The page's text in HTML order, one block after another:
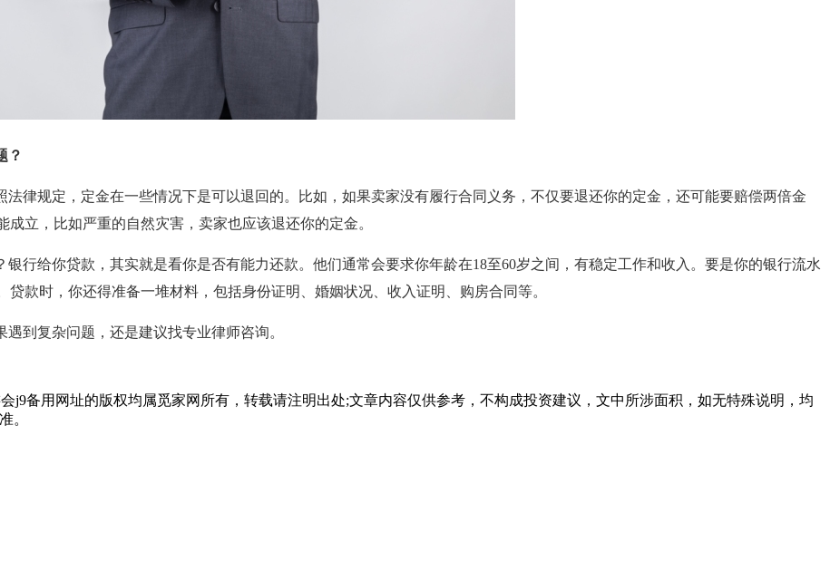
？
律规定，定金在一些情况下是可以退回的。比如，如果卖家没有履行合同义务，不仅要退还你的定金，还可能要赔偿两倍金
立，比如严重的自然灾害，卖家也应该退还你的定金。
行给你贷款，其实就是看你是否有能力还款。他们通常会要求你年龄在18至60岁之间，有稳定工作和收入。要是你的银行流水
款时，你还得准备一堆材料，包括身份证明、婚姻状况、收入证明、购房合同等。
到复杂问题，还是建议找专业律师咨询。
j9备用网址的版权均属觅家网所有，转载请注明出处;文章内容仅供参考，不构成投资建议，文中所涉面积，如无特殊说明，均
。